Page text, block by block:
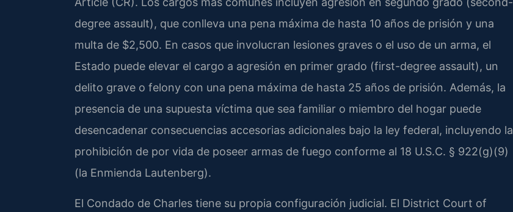
degree assault), que conlleva una pena máxima de hasta 10 años de prisión y una
multa de $2,500. En casos que involucran lesiones graves o el uso de un arma, el
Estado puede elevar el cargo a agresión en primer grado (first-degree assault), un
delito grave o felony con una pena máxima de hasta 25 años de prisión. Además, la
presencia de una supuesta víctima que sea familiar o miembro del hogar puede
desencadenar consecuencias accesorias adicionales bajo la ley federal, incluyendo la
prohibición de por vida de poseer armas de fuego conforme al 18 U.S.C. § 922(g)(9)
(la Enmienda Lautenberg).
El Condado de Charles tiene su propia configuración judicial. El District Court of